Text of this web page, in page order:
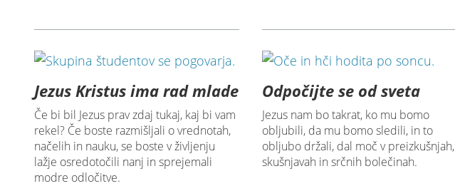
Jezus Kristus ima rad mlade
Če bi bil Jezus prav zdaj tukaj, kaj bi vam
rekel? Če boste razmišljali o vrednotah,
načelih in nauku, se boste v življenju
lažje osredotočili nanj in sprejemali
modre odločitve.
Odpočijte se od sveta
Jezus nam bo takrat, ko mu bomo
obljubili, da mu bomo sledili, in to
obljubo držali, dal moč v preizkušnjah,
skušnjavah in srčnih bolečinah.